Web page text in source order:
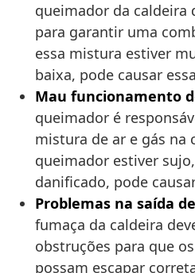
queimador da caldeira
para garantir uma
essa mistura estiver
baixa, pode causar
Mau funcionamento
queimador é
mistura de ar e gás na
queimador estiver
danificado, pode
Problemas na saída
fumaça da caldeira
obstruções para que
possam escapar